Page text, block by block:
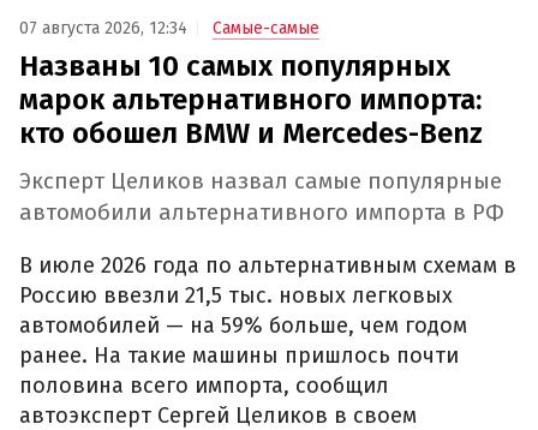
07 августа 2026, 12:34 Самые-самые
Названы 10 самых популярных
марок альтернативного импорта:
кто обошел BMW и Mercedes-Benz
Эксперт Целиков назвал самые популярные
автомобили альтернативного импорта в РФ
В июле 2026 года по альтернативным схемам в
Россию ввезли 21,5 тыс. новых легковых
автомобилей — на 59% больше, чем годом
ранее. На такие машины пришлось почти
половина всего импорта, сообщил
автоэксперт Сергей Целиков в своем